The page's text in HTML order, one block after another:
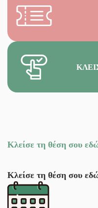
Κλείσε τη θέση σου
Κλείσε τη θέση σου